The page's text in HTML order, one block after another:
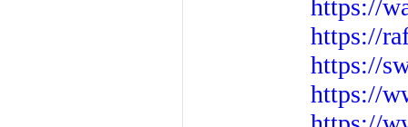
https://
https://
https://
https://